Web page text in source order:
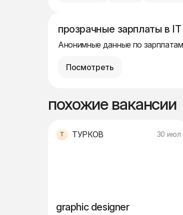
прозрачные зарплаты в IT
Анонимные данные по
Посмотреть
похожие вакансии
ТУРКОВ 30 июл
graphic designer